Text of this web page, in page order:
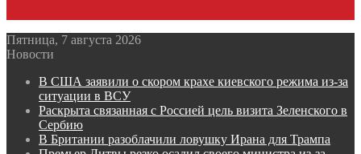
Пятница, 7 августа 2026
Новости
В США заявили о скором крахе киевского режима из-за
ситуации в ВСУ
Раскрыта связанная с Россией цель визита Зеленского в
Сербию
В Британии разоблачили ловушку Ирана для Трампа